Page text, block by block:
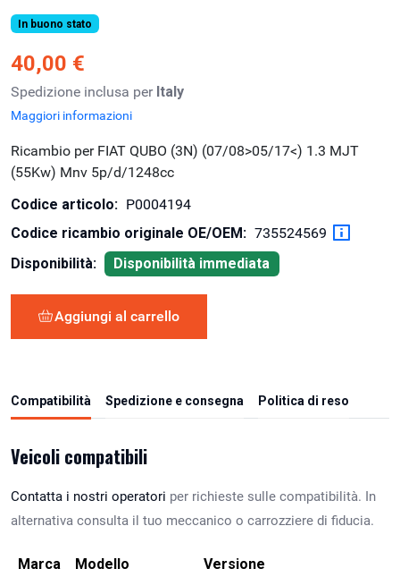
In buono stato
40,00 €
Spedizione inclusa per Italy
Maggiori informazioni
Ricambio per FIAT QUBO (3N) (07/08>05/17<) 1.3 MJT
(55Kw) Mnv 5p/d/1248cc
Codice articolo: P0004194
Codice ricambio originale OE/OEM: 735524569
Disponibilità:
Disponibilità immediata
Aggiungi al carrello
Compatibilità Spedizione e consegna Politica di reso
Veicoli compatibili
Contatta i nostri operatori per richieste sulle compatibilità. In
alternativa consulta il tuo meccanico o carrozziere di fiducia.
Marca Modello Versione